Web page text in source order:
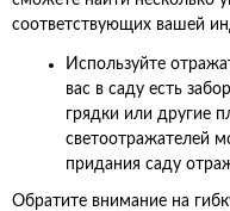
соответствующих вашей
Используйте
вас в саду есть
грядки или другие
светоотражателей
придания саду
Обратите внимание на